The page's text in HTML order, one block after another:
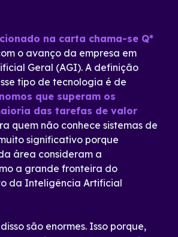
na carta chama-se Q*
o avanço da empresa em
Geral (AGI). A definição
tipo de tecnologia é de
que superam os
das tarefas de valor
quem não conhece sistemas de
significativo porque
área consideram a
a grande fronteira do
da Inteligência Artificial
são enormes. Isso porque,